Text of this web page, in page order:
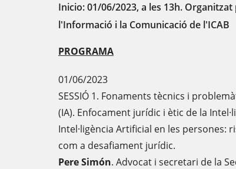
Inicio: 01/06/2023, a les 13h.
l'Informació i la Comunicació de l'ICAB
PROGRAMA
01/06/2023
SESSIÓ 1. Fonaments tècnics i
(IA). Enfocament jurídic i ètic de la
Intel·ligència Artificial en les persones:
com a desafiament jurídic.
Pere Simón. Advocat i secretari de la